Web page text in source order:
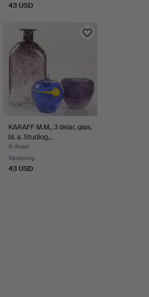
43 USD
KARAFF M.M., 3 delar, glas,
bl. a. Studiog…
8 dagar
Värdering
43 USD